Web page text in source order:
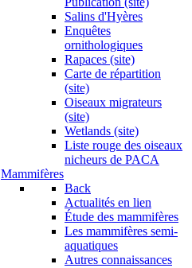
Salins d'Hyères
Enquêtes
ornithologiques
Rapaces (site)
Carte de répartition
(site)
Oiseaux migrateurs
(site)
Wetlands (site)
Liste rouge des oiseaux
nicheurs de PACA
Mammifères
Back
Actualités en lien
Étude des mammifères
Les mammifères semi-
aquatiques
Autres connaissances